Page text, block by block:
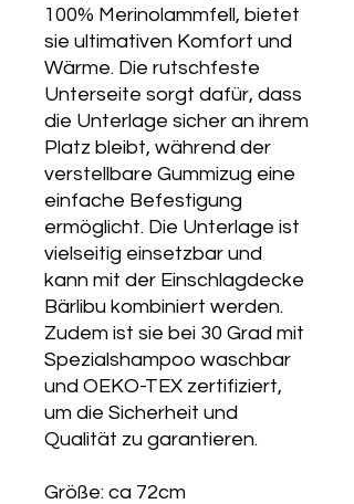
100% Merinolammfell, bietet
sie ultimativen Komfort und
Wärme. Die rutschfeste
Unterseite sorgt dafür, dass
die Unterlage sicher an ihrem
Platz bleibt, während der
verstellbare Gummizug eine
einfache Befestigung
ermöglicht. Die Unterlage ist
vielseitig einsetzbar und
kann mit der Einschlagdecke
Bärlibu kombiniert werden.
Zudem ist sie bei 30 Grad mit
Spezialshampoo waschbar
und OEKO-TEX zertifiziert,
um die Sicherheit und
Qualität zu garantieren.
Größe: ca 72cm